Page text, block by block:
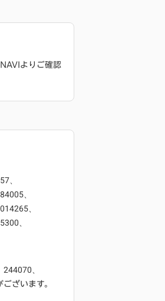
よりご確認
、
、
、
、
、
ざいます。